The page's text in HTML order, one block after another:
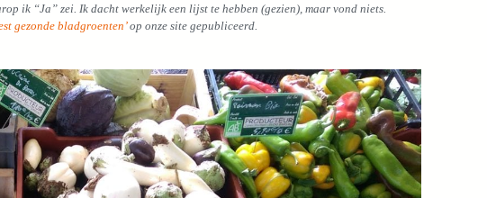
ik “Ja” zei. Ik dacht werkelijk een lijst te hebben (gezien), maar vond niets.
gezonde bladgroenten’op onze site gepubliceerd.